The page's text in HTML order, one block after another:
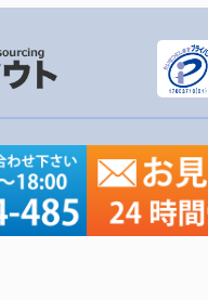
その他コンテ
会社概要
軽作業リスト